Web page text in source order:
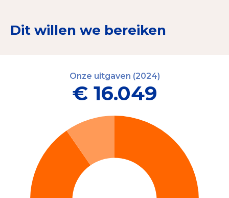
Dit willen we bereiken
Onze uitgaven (2024)
€ 16.049